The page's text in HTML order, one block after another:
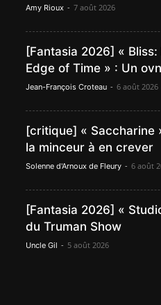
Amy Rioux - 7 août 2026
[Fantasia 2026] «
Edge of Time » : Un
Jean-François Croteau - 6 août 2026
[critique] « Saccharine
la minceur à en crever
Solenne d'Arnoux de Fleury - 6 août
[Fantasia 2026] «
du Truman Show
Uncle Gil - 5 août 2026